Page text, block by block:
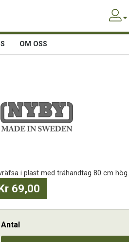
OM OSS
i plast med trähandtag 80 cm hög.
69,00
Antal